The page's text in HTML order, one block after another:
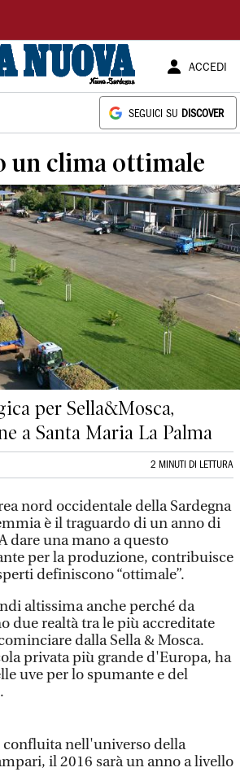
ACCEDI
SEGUICI SU DISCOVER
un clima ottimale
per Sella&Mosca,
a Santa Maria La Palma
2 MINUTI DI LETTURA
nord occidentale della Sardegna
è il traguardo di un anno di
dare una mano a questo
per la produzione, contribuisce
definiscono “ottimale”.
altissima anche perché da
due realtà tra le più accreditate
dalla Sella & Mosca.
privata più grande d'Europa, ha
uve per lo spumante e del
confluita nell'universo della
il 2016 sarà un anno a livello